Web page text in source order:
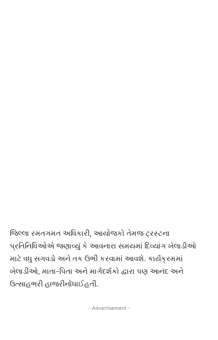
જિલ્લા રમતગમત અધિકારી, આયોજકો તેમજ ટ્રસ્ટના
પ્રતિનિધિઓએ જણાવ્યું કે આવનારા સમયમાં દિવ્યાંગ ખેલાડીઓ
માટે વધુ સગવડો અને તક ઉભી કરવામાં આવશે. કાર્યક્રમમાં
ખેલાડીઓ, માતા-પિતા અને માર્ગદર્શકો દ્વારા પણ આનંદ અને
ઉત્સાહભરી હાજરીનોંધાઈહતી.
- Advertisement -